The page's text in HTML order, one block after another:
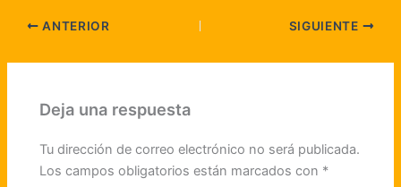
ANTERIOR SIGUIENTE
Deja una respuesta
Tu dirección de correo electrónico no será publicada.
Los campos obligatorios están marcados con *